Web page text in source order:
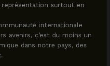
représentation surtout en
internationale
avenirs, c’est du moins un
dans notre pays, des